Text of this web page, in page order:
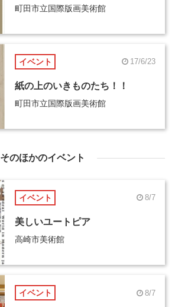
町田市立国際版画美術館
イベント 17/6/23
紙の上のいきものたち！！
町田市立国際版画美術館
そのほかのイベント
イベント 8/7
美しいユートピア
高崎市美術館
イベント 8/7